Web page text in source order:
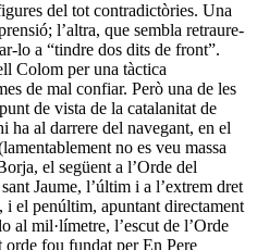
del tot contradictòries. Una
l’altra, que sembla retraure-
lo a “tindre dos dits de front”.
Colom per una tàctica
de mal confiar. Però una de les
de vista de la catalanitat de
ha al darrere del navegant, en el
no es veu massa
el següent a l’Orde del
Jaume, l’últim i a l’extrem dret
i el penúltim, apuntant directament
al mil·límetre, l’escut de l’Orde
orde fou fundat per En Pere